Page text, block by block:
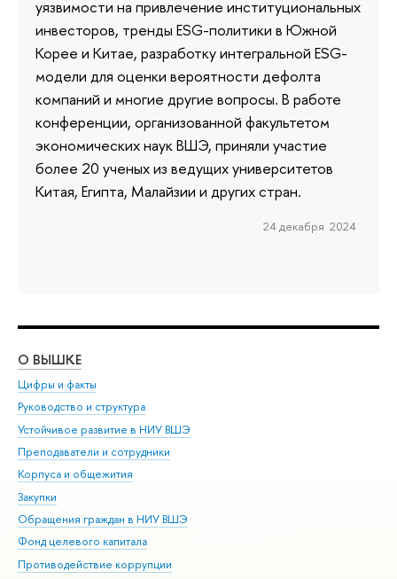
уязвимости на привлечение институциональных
инвесторов, тренды ESG-политики в Южной
Корее и Китае, разработку интегральной ESG-
модели для оценки вероятности дефолта
компаний и многие другие вопросы. В работе
конференции, организованной факультетом
экономических наук ВШЭ, приняли участие
более 20 ученых из ведущих университетов
Китая, Египта, Малайзии и других стран.
24 декабря 2024
О ВЫШКЕ
Цифры и факты
Руководство и структура
Устойчивое развитие в НИУ ВШЭ
Преподаватели и сотрудники
Корпуса и общежития
Закупки
Обращения граждан в НИУ ВШЭ
Фонд целевого капитала
Противодействие коррупции